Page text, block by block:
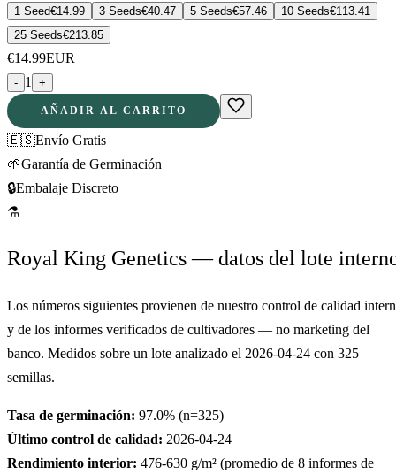
1 Seed€14.99 3 Seeds€40.47 5 Seeds€57.46 10 Seeds€113.41
25 Seeds€213.85
€14.99EUR
- 1 +
AÑADIR AL CARRITO
🇪🇸Envío Gratis
🌱Garantía de Germinación
🔒Embalaje Discreto
⚗
Royal King Genetics — datos del lote
Los números siguientes provienen de nuestro control de calidad
y de los informes verificados de cultivadores — no marketing del
banco. Medidos sobre un lote analizado el 2026-04-24 con 325
semillas.
Tasa de germinación: 97.0% (n=325)
Último control de calidad: 2026-04-24
Rendimiento interior: 476-630 g/m² (promedio de 8 informes de